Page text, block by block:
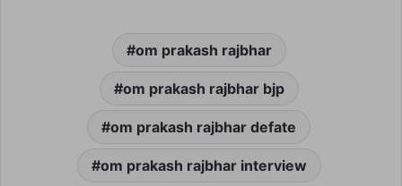
om prakash rajbhar
om prakash rajbhar bjp
om prakash rajbhar defate
om prakash rajbhar interview